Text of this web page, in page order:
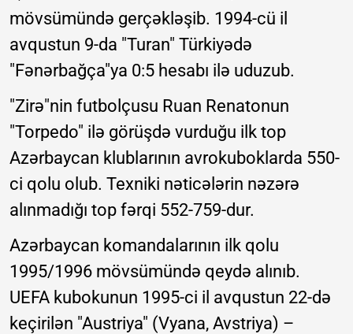
mövsümündə gerçəkləşib. 1994-cü il
avqustun 9-da "Turan" Türkiyədə
"Fənərbağça"ya 0:5 hesabı ilə uduzub.
"Zirə"nin futbolçusu Ruan Renatonun
"Torpedo" ilə görüşdə vurduğu ilk top
Azərbaycan klublarının avrokuboklarda 550-
ci qolu olub. Texniki nəticələrin nəzərə
alınmadığı top fərqi 552-759-dur.
Azərbaycan komandalarının ilk qolu
1995/1996 mövsümündə qeydə alınıb.
UEFA kubokunun 1995-ci il avqustun 22-də
keçirilən "Austriya" (Vyana, Avstriya) –